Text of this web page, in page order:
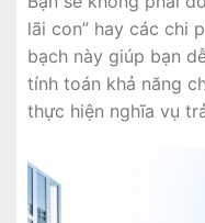
lãi con” hay các chi
bạch này giúp bạn
tính toán khả năng
thực hiện nghĩa vụ